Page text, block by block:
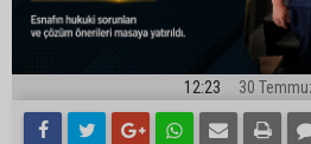
12:23 30